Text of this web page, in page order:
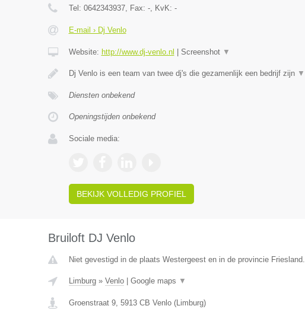
Tel: 0642343937, Fax: -, KvK: -
E-mail › Dj Venlo
Website: http://www.dj-venlo.nl Screenshot ▼
Dj Venlo is een team van twee dj's die gezamenlijk een bedrijf zijn ▼
Diensten onbekend
Openingstijden onbekend
Sociale media:
BEKIJK VOLLEDIG PROFIEL
Bruiloft DJ Venlo
Niet gevestigd in de plaats Westergeest en in de provincie Friesland.
Limburg» Venlo| Google maps ▼
Groenstraat 9, 5913 CB Venlo(Limburg)